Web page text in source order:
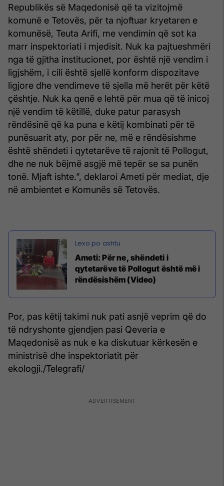
Republikës së Maqedonisë që ta vizitojmë
komunë e Tetovës, për ta njoftuar kryetaren e
komunësë, Teuta Arifi, me vendimin që sot ka
marr inspektoriati i mjedisit. Nuk ka pajtueshmëri
nga të gjitha institucionet, por është një vendim i
ligjshëm, i cili është sjellë konform dispozitave
ligjore dhe vendimeve të sjella më herët për këtë
çështje. Nuk ka qenë e lehtë për mua që të inicoj
një vendim të këtillë, duke patur parasysh
rëndësinë që ka puna e këtij kombinati për të
punësuarit aty, por për ne, më e rëndësishme
është shëndeti i qytetarëve të rajonit të Pollogut,
dhe ne nuk bëjmë asgjë më tepër se sa punën
tonë. Mjaft ishte.”, deklaroi Ameti për mediat, dje
në ambientet e Komunës së Tetovës.
Ameti: Për ne, shëndeti i
qytetarëve të Pollogut është më i
rëndësishëm (Video)
Por, pas këtij takimi nuk pati asnjë veprim që do
të ndryshonte gjendjen pasi Qeveria e
Maqedonisë as nuk e ka diskutuar kërkesën e
ministrisë dhe inspektoriatit për
ekologji./Telegrafi/